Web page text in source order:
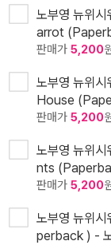
노부영 뉴위
arrot
판매가 5,200
노부영 뉴위
House
판매가 5,200
노부영 뉴위
nts
판매가 5,200
노부영 뉴위
perback ) -